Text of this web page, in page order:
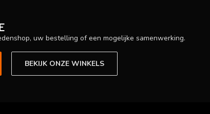
uw bestelling of een mogelijke samenwerking.
BEKIJK ONZE WINKELS